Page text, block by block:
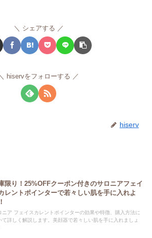
シェアする
hiservをフォローする
hiserv
限り！25%OFFクーポン付きのサロニアフェイ
レントポインターで若々しい肌を手に入れよ
ニア フェイスカレントポインターの効果や特徴、購入方法に
て詳しく解説します。美顔器で若々しい肌を手に入れましょ